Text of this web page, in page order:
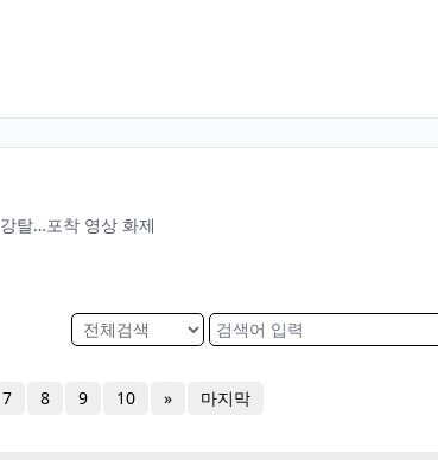
탈…포착 영상 화제
7 8 9 10 » 마지막